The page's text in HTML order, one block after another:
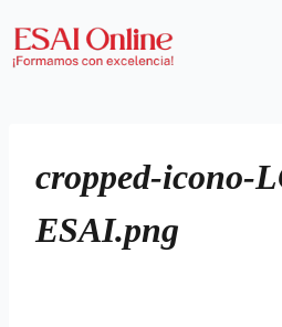
cropped-icono-
ESAI.png